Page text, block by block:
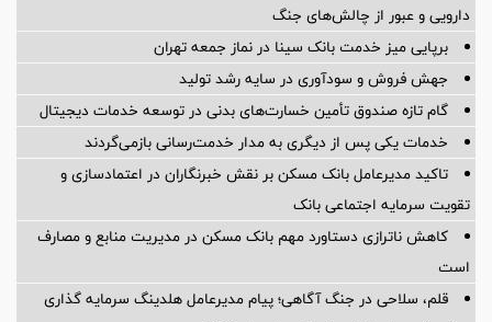
دارویی و عبور از چالش‌های جنگ
برپایی میز خدمت بانک سینا در نماز جمعه تهران
جهش فروش و سودآوری در سایه رشد تولید
گام تازه صندوق تأمین خسارت‌های بدنی در توسعه خدمات دیجیتال
خدمات یکی پس از دیگری به مدار خدمت‌رسانی بازمی‌گردند
تاکید مدیرعامل بانک مسکن بر نقش خبرنگاران در اعتمادسازی و
تقویت سرمایه اجتماعی بانک
کاهش ناترازی دستاورد مهم بانک مسکن در مدیریت منابع و مصارف
است
قلم، سلاحی در جنگ آگاهی؛ پیام مدیرعامل هلدینگ سرمایه گذاری